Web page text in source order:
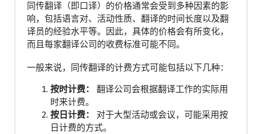
同传翻译（即口译）的价格通常会受到多种因素的影
响，包括语言对、活动性质、翻译的时间长度以及翻
译员的经验水平等。因此，具体的价格会有所变化，
而且每家翻译公司的收费标准可能不同。
一般来说，同传翻译的计费方式可能包括以下几种：
按时计费：
翻译公司会根据翻译工作的实际用
时来计费。
按日计费：
对于大型活动或会议，可能采用按
日计费的方式。